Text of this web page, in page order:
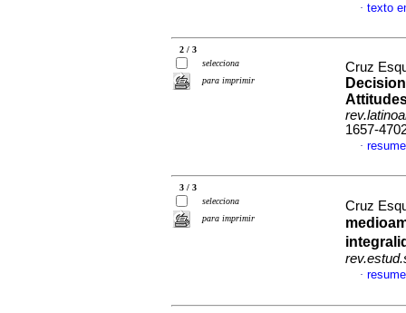
· texto
2 / 3
selecciona
para imprimir
Cruz
1657-
·
3 / 3
selecciona
para imprimir
Cruz
·